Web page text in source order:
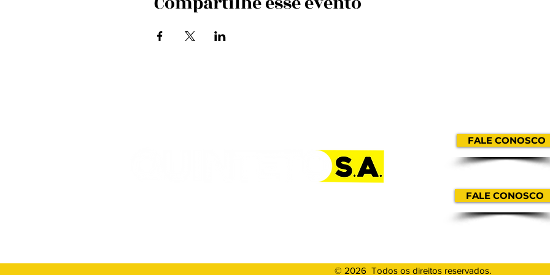
FALE CONOSCO
FALE CONOSCO
© 2026 Todos os direitos reservados.